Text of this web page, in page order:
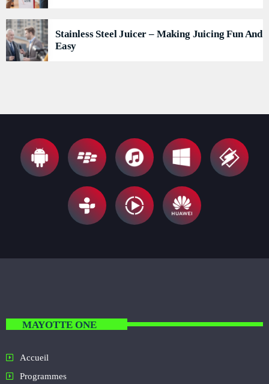
Stainless Steel Juicer – Making Juicing Fun And
Easy
MAYOTTE ONE
Accueil
Programmes